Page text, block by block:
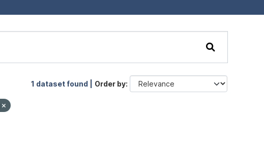
1 dataset found | Order by